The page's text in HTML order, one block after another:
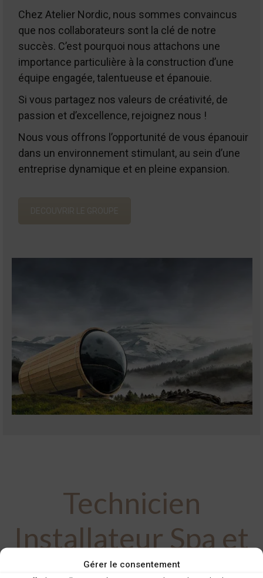
Gérer le consentement
Chez Atelier Nordic, nous sommes convaincus
que nos collaborateurs sont la clé de notre
succès. C’est pourquoi nous attachons une
importance particulière à la construction d’une
équipe engagée, talentueuse et épanouie.
Si vous partagez nos valeurs de créativité, de
passion et d’excellence, rejoignez nous !
Nous vous offrons l’opportunité de vous épanouir
dans un environnement stimulant, au sein d’une
entreprise dynamique et en pleine expansion.
Technicien
Installateur Spa et